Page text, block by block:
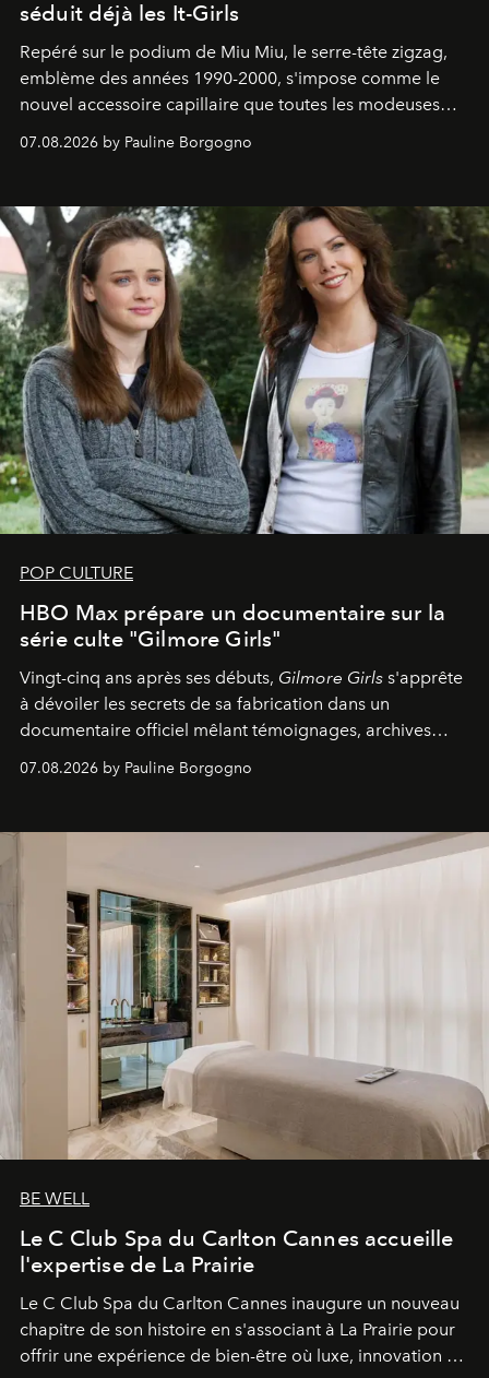
séduit déjà les It-Girls
Repéré sur le podium de Miu Miu, le serre-tête zigzag,
emblème des années 1990-2000, s'impose comme le
nouvel accessoire capillaire que toutes les modeuses
s'arrachent déjà.
07.08.2026 by Pauline Borgogno
POP CULTURE
HBO Max prépare un documentaire sur la
série culte "Gilmore Girls"
Vingt-cinq ans après ses débuts, Gilmore Girls s'apprête
à dévoiler les secrets de sa fabrication dans un
documentaire officiel mêlant témoignages, archives
inédites et plongée dans les coulisses d'un phénomène
générationnel.
07.08.2026 by Pauline Borgogno
BE WELL
Le C Club Spa du Carlton Cannes accueille
l'expertise de La Prairie
Le C Club Spa du Carlton Cannes inaugure un nouveau
chapitre de son histoire en s'associant à La Prairie pour
offrir une expérience de bien-être où luxe, innovation et